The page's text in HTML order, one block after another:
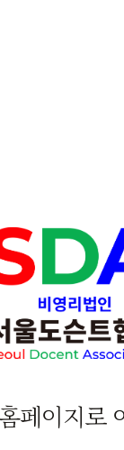
페이지로